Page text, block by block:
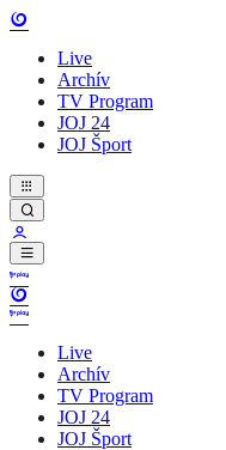
Live
Archív
TV Program
JOJ 24
JOJ Šport
Live
Archív
TV Program
JOJ 24
JOJ Šport